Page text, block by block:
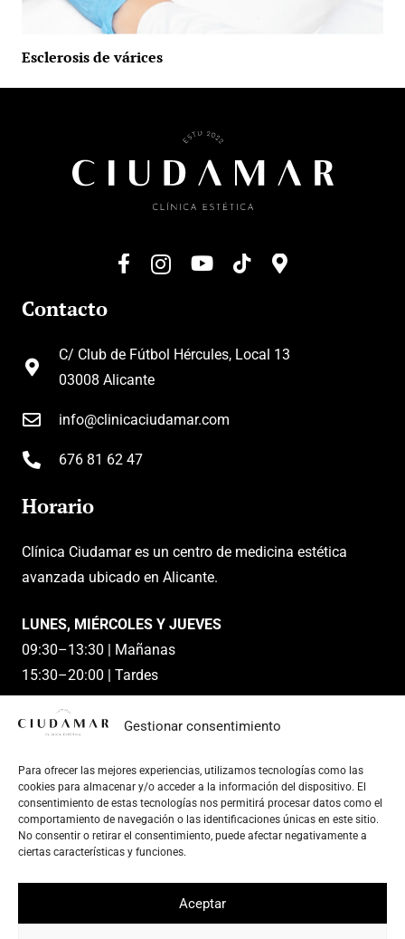
Gestionar consentimiento
Para ofrecer las mejores experiencias, utilizamos tecnologías como las
cookies para almacenar y/o acceder a la información del dispositivo. El
consentimiento de estas tecnologías nos permitirá procesar datos como el
comportamiento de navegación o las identificaciones únicas en este sitio.
No consentir o retirar el consentimiento, puede afectar negativamente a
ciertas características y funciones.
Aceptar
Esclerosis de várices
Contacto
C/ Club de Fútbol Hércules, Local 13
03008 Alicante
info@clinicaciudamar.com
676 81 62 47
Horario
Clínica Ciudamar es un centro de medicina estética
avanzada ubicado en Alicante.
LUNES, MIÉRCOLES Y JUEVES
09:30–13:30 | Mañanas
15:30–20:00 | Tardes
MARTES Y VIERNES
09:30–13:30 | Mañanas
SÁBADO Y DOMINGO
Cerrado
© 2024 Clínica Estética Ciudamar. Todos los derechos
reservados.